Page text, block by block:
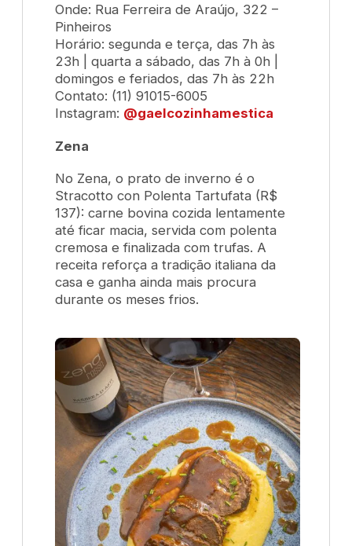
Onde: Rua Ferreira de Araújo, 322 –
Pinheiros
Horário: segunda e terça, das 7h às
23h | quarta a sábado, das 7h à 0h |
domingos e feriados, das 7h às 22h
Contato: (11) 91015-6005
Instagram: @gaelcozinhamestica
Zena
No Zena, o prato de inverno é o
Stracotto con Polenta Tartufata (R$
137): carne bovina cozida lentamente
até ficar macia, servida com polenta
cremosa e finalizada com trufas. A
receita reforça a tradição italiana da
casa e ganha ainda mais procura
durante os meses frios.